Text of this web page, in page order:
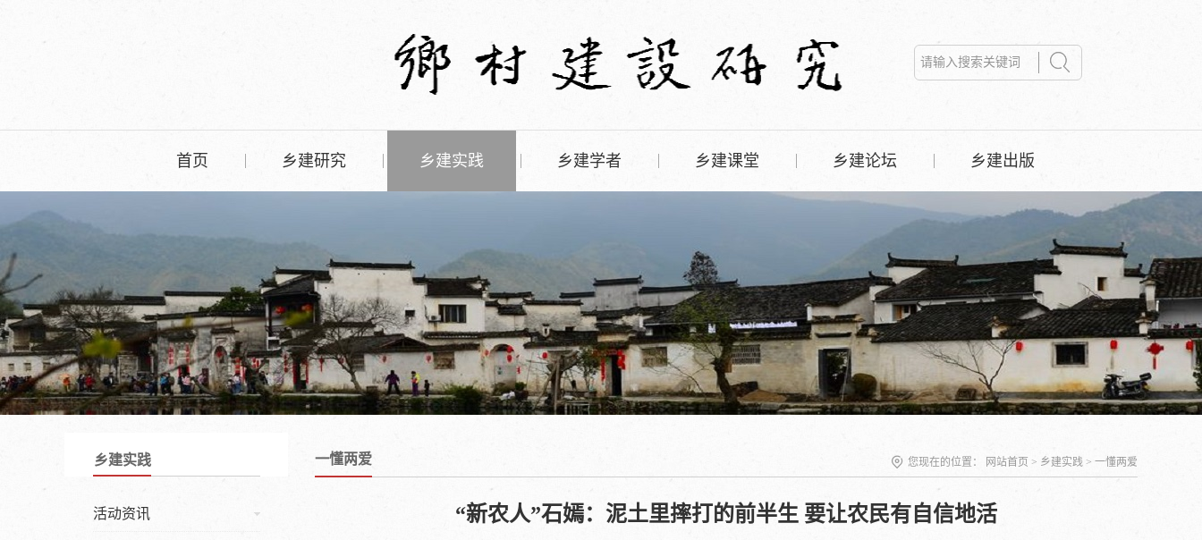
首页 乡建研究 乡建实践 乡建学者 乡建课堂 乡建论坛 乡建出版
乡建实践
活动资讯
一懂两爱 您现在的位置： 网站首页 > 乡建实践 > 一懂两爱
“新农人”石嫣：泥土里摔打的前半生 要让农民有自信地活